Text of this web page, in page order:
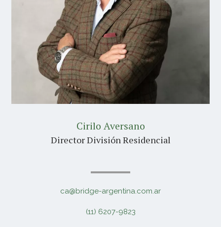
Cirilo Aversano
Director División Residencial
ca@bridge-argentina.com.ar
(11) 6207-9823